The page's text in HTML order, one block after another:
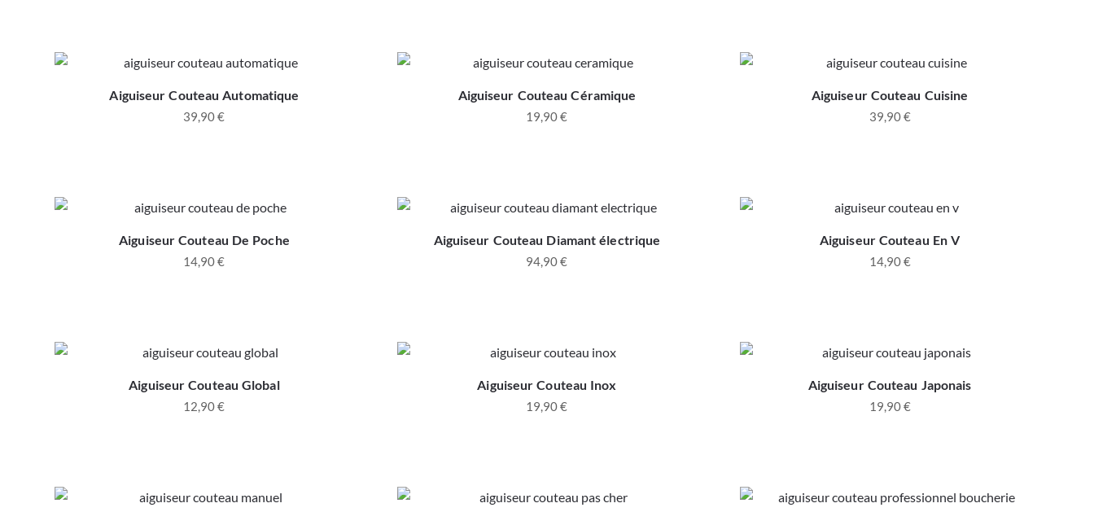
Aiguiseur Couteau Automatique
39,90€
Aiguiseur Couteau Céramique
19,90€
Aiguiseur Couteau Cuisine
39,90€
Aiguiseur Couteau De Poche
14,90€
Aiguiseur Couteau Diamant électrique
94,90€
Aiguiseur Couteau En V
14,90€
Aiguiseur Couteau Global
12,90€
Aiguiseur Couteau Inox
19,90€
Aiguiseur Couteau Japonais
19,90€